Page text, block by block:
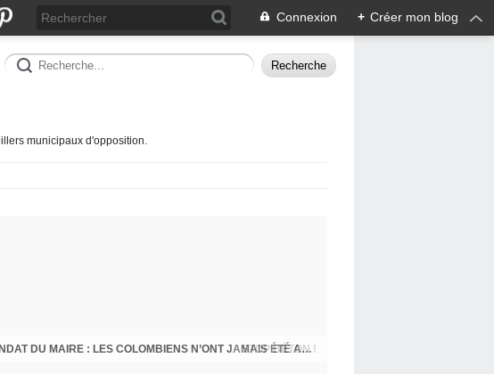
Connexion + Créer mon blog
municipaux d'opposition.
J-200 : BILAN DE FIN MANDAT DU MAIRE : LES COLOMBIENS N’ONT JAMAIS ÉTÉ AUSSI MAL TRAITÉS ET MÉPRISÉS
STOP BÉTON !